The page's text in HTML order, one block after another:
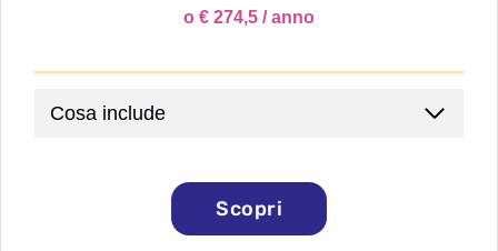
o € 274,5 / anno
Cosa include
Scopri